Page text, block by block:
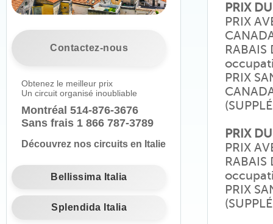
Contactez-nous
Obtenez le meilleur prix
Un circuit organisé inoubliable
Montréal 514-876-3676
Sans frais 1 866 787-3789
Découvrez nos circuits en Italie
Bellissima Italia
Splendida Italia
PRIX
PRIX
PRIX
PRIX
PRIX
PRIX